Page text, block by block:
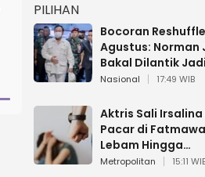
PILIHAN
Bocoran
Agustus: Norman
Bakal Dilantik Jadi
Wamenhan RI
Nasional 17:49 WIB
Aktris Sali
Pacar di
Lebam Hingga
Diselamatkan
Metropolitan 15:11